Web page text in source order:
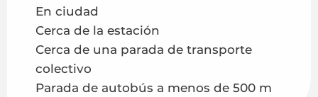
En ciudad
Cerca de la estación
Cerca de una parada de transporte
colectivo
Parada de autobús a menos de 500 m